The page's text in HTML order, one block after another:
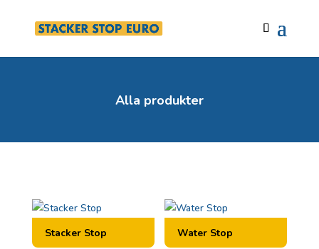
Alla produkter
Stacker Stop Water Stop